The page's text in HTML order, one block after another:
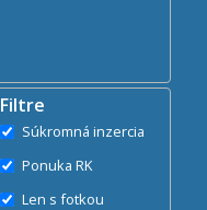
Filtre
Súkromná inzercia
Ponuka RK
Len s fotkou